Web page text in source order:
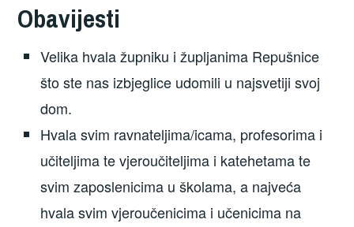
Obavijesti
Velika hvala župniku i župljanima Repušnice
što ste nas izbjeglice udomili u najsvetiji svoj
dom.
Hvala svim ravnateljima/icama, profesorima i
učiteljima te vjeroučiteljima i katehetama te
svim zaposlenicima u školama, a najveća
hvala svim vjeroučenicima i učenicima na